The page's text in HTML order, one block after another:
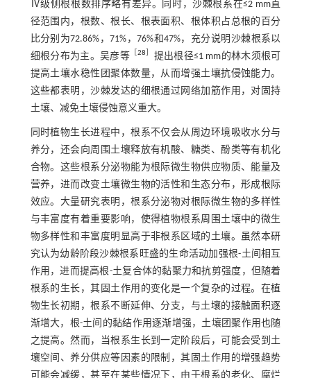
Ⅳ级侧根根数排序略有差异。同时，沙棘根系在≤2 mm直
径范围内，根数、根长、根表面积、根体积占总根的百分
比分别为72.86%，71%，76%和47%，充分说明沙棘根系以
细根分布为主。吴彦等［28］ 提出根径≤1 mm的林木须根可
提高土壤水稳性团聚体数量，从而增强土壤抗侵蚀能力。
这些都表明，沙棘发达的细根通过网络加筋作用，对固持
土壤、减免土壤侵蚀意义重大。
同时植物生长进程中，根系不仅会从周边环境吸收水分与
养分，还会向周围土壤释放有机酸、糖类、酚类等有机化
合物。这些根系分泌物能为根际微生物供应物质、能量及
营养，进而改变土壤微生物的活性和生态分布，形成根际
效应。大量研究表明，根系分泌物对根际微生物的多样性
与丰富度有着重要影响，使得植物根系周围土壤中的微生
物多样性和丰富度明显高于非根系区域的土壤。虽然本研
究认为幼龄阶段沙棘根系旺盛的生命活动加强根-土间相互
作用，进而提高根-土复合体的黏聚力和抗剪强度，但随着
根系的生长，其固土作用的变化是一个复杂的过程。在植
物生长初期，根系不断延伸、分支，与土壤的接触面积逐
渐增大，根-土间的黏结作用逐渐增强，土壤团聚作用也随
之提高。然而，当根系生长到一定阶段后，可能会受到土
壤空间、养分供应等因素的限制，其固土作用的增强趋势
可能会减缓，甚至在某些情况下，由于根系的老化、腐烂